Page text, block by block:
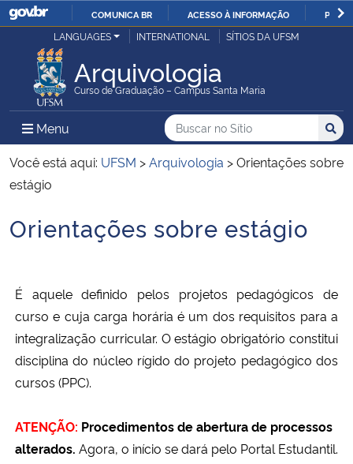
IR
O
COMUNICA BR ACESSO À INFORMAÇÃO
Ministério da Justiça e Segurança Pública
Ministério da Defesa
Ministério das Relações Exteriores
Ministério da Infraestrutura
Ministério da Educação
Ministério da Cidadania
Ministério de Minas e Energia
LANGUAGES INTERNATIONAL SÍTIOS DA UFSM
Arquivologia
Curso de Graduação – Campus Santa Maria
Menu Menu Principal do Sítio
Busca
Buscar no no Sítio
Busca:
Você está aqui: UFSM >Arquivologia >Orientações sobre
estágio
Início do conteúdo
Orientações sobre estágio
É aquele definido pelos projetos pedagógicos de
curso e cuja carga horária é um dos requisitos para a
integralização curricular. O estágio obrigatório constitui
disciplina do núcleo rígido do projeto pedagógico dos
cursos (PPC).
ATENÇÃO: Procedimentos de abertura de processos
alterados. Agora, o início se dará pelo Portal Estudantil.